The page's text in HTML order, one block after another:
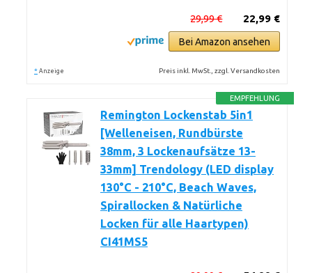
22,99 €
29,99 €
Bei Amazon ansehen
* Anzeige Preis inkl. MwSt., zzgl. Versandkosten
EMPFEHLUNG
Remington Lockenstab 5in1
[Welleneisen, Rundbürste
38mm, 3 Lockenaufsätze 13-
33mm] Trendology (LED display
130°C - 210°C, Beach Waves,
Spirallocken & Natürliche
Locken für alle Haartypen)
CI41MS5